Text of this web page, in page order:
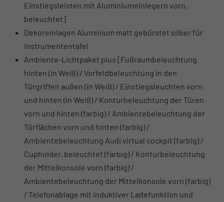
Einstiegsleisten mit Aluminiumeinlegern vorn,
beleuchtet]
Dekoreinlagen Aluminium matt gebürstet silber für
Instrumententafel
Ambiente-Lichtpaket plus [Fußraumbeleuchtung
hinten (in Weiß) / Vorfeldbeleuchtung in den
Türgriffen außen (in Weiß) / Einstiegsleuchten vorn
und hinten (in Weiß) / Konturbeleuchtung der Türen
vorn und hinten (farbig) / Ambientebeleuchtung der
Türflächen vorn und hinten (farbig) /
Ambientebeleuchtung Audi virtual cockpit (farbig) /
Cupholder, beleuchtet (farbig) / Konturbeleuchtung
der Mittelkonsole vorn (farbig) /
Ambientebeleuchtung der Mittelkonsole vorn (farbig)
/ Telefonablage mit induktiver Ladefunktion und